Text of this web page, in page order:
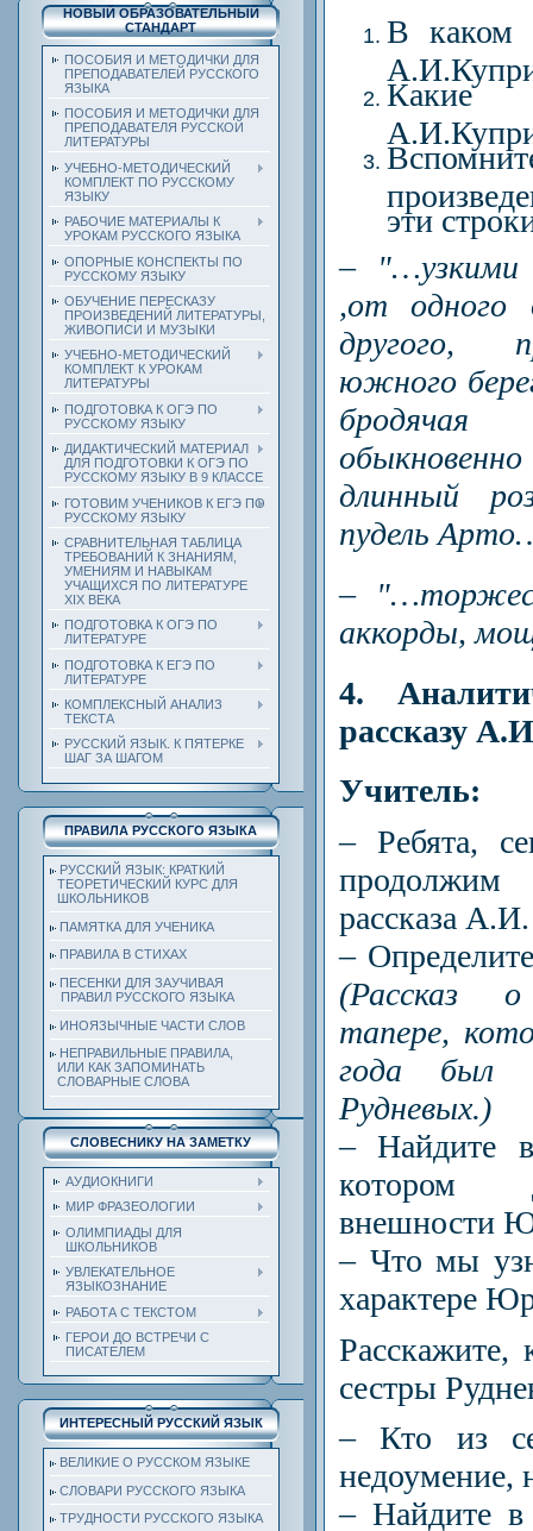
НОВЫЙ ОБРАЗОВАТЕЛЬНЫЙ
СТАНДАРТ
ПОСОБИЯ И МЕТОДИЧКИ ДЛЯ
ПРЕПОДАВАТЕЛЕЙ РУССКОГО
ЯЗЫКА
ПОСОБИЯ И МЕТОДИЧКИ ДЛЯ
ПРЕПОДАВАТЕЛЯ РУССКОЙ
ЛИТЕРАТУРЫ
УЧЕБНО-МЕТОДИЧЕСКИЙ
КОМПЛЕКТ ПО РУССКОМУ
ЯЗЫКУ
РАБОЧИЕ МАТЕРИАЛЫ К
УРОКАМ РУССКОГО ЯЗЫКА
ОПОРНЫЕ КОНСПЕКТЫ ПО
РУССКОМУ ЯЗЫКУ
ОБУЧЕНИЕ ПЕРЕСКАЗУ
ПРОИЗВЕДЕНИЙ ЛИТЕРАТУРЫ,
ЖИВОПИСИ И МУЗЫКИ
УЧЕБНО-МЕТОДИЧЕСКИЙ
КОМПЛЕКТ К УРОКАМ
ЛИТЕРАТУРЫ
ПОДГОТОВКА К ОГЭ ПО
РУССКОМУ ЯЗЫКУ
ДИДАКТИЧЕСКИЙ МАТЕРИАЛ
ДЛЯ ПОДГОТОВКИ К ОГЭ ПО
РУССКОМУ ЯЗЫКУ В 9 КЛАССЕ
ГОТОВИМ УЧЕНИКОВ К ЕГЭ ПО
РУССКОМУ ЯЗЫКУ
СРАВНИТЕЛЬНАЯ ТАБЛИЦА
ТРЕБОВАНИЙ К ЗНАНИЯМ,
УМЕНИЯМ И НАВЫКАМ
УЧАЩИХСЯ ПО ЛИТЕРАТУРЕ
ХIХ ВЕКА
ПОДГОТОВКА К ОГЭ ПО
ЛИТЕРАТУРЕ
ПОДГОТОВКА К ЕГЭ ПО
ЛИТЕРАТУРЕ
КОМПЛЕКСНЫЙ АНАЛИЗ
ТЕКСТА
РУССКИЙ ЯЗЫК. К ПЯТЕРКЕ
ШАГ ЗА ШАГОМ
ПРАВИЛА РУССКОГО ЯЗЫКА
РУССКИЙ ЯЗЫК: КРАТКИЙ
ТЕОРЕТИЧЕСКИЙ КУРС ДЛЯ
ШКОЛЬНИКОВ
ПАМЯТКА ДЛЯ УЧЕНИКА
ПРАВИЛА В СТИХАХ
ПЕСЕНКИ ДЛЯ ЗАУЧИВАЯ
ПРАВИЛ РУССКОГО ЯЗЫКА
ИНОЯЗЫЧНЫЕ ЧАСТИ СЛОВ
НЕПРАВИЛЬНЫЕ ПРАВИЛА,
ИЛИ КАК ЗАПОМИНАТЬ
СЛОВАРНЫЕ СЛОВА
СЛОВЕСНИКУ НА ЗАМЕТКУ
АУДИОКНИГИ
МИР ФРАЗЕОЛОГИИ
ОЛИМПИАДЫ ДЛЯ
ШКОЛЬНИКОВ
УВЛЕКАТЕЛЬНОЕ
ЯЗЫКОЗНАНИЕ
РАБОТА С ТЕКСТОМ
ГЕРОИ ДО ВСТРЕЧИ С
ПИСАТЕЛЕМ
ИНТЕРЕСНЫЙ РУССКИЙ ЯЗЫК
ВЕЛИКИЕ О РУССКОМ ЯЗЫКЕ
СЛОВАРИ РУССКОГО ЯЗЫКА
ТРУДНОСТИ РУССКОГО ЯЗЫКА
В каком
Какие
эти
– "…узкими
,от одного
другого,
южного
бродячая
длинный
пудель
–
аккорды,
4.
рассказу
Учитель:
– Ребята,
продолжим
рассказа
–
(Рассказ
тапере,
года был
Рудневых.)
– Найдите
котором
внешности
– Что мы
характере
Расскажите,
сестры
– Кто из
недоумение,
– Найдите в